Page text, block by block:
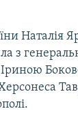
Наталія
з